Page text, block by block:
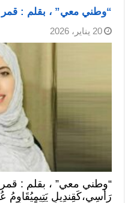
“وطني معي” ، بقلم : قمر
20 يناير، 2026
“وطني معي” ، بقلم :
رَأسِي،كَقِندِيلٍ يَتِيمٍيُقَاوِمُ